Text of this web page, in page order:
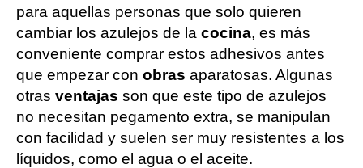
para aquellas personas que solo quieren
cambiar los azulejos de la cocina, es más
conveniente comprar estos adhesivos antes
que empezar con obras aparatosas. Algunas
otras ventajas son que este tipo de azulejos
no necesitan pegamento extra, se manipulan
con facilidad y suelen ser muy resistentes a los
líquidos, como el agua o el aceite.